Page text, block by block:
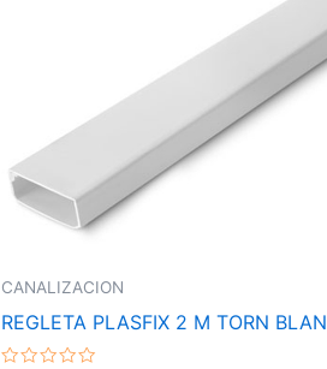
CANALIZACION
REGLETA PLASFIX 2 M TORN BLAN